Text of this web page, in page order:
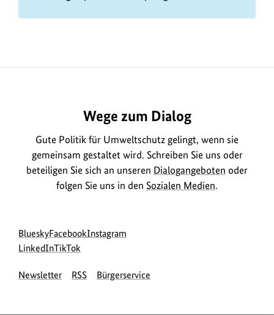
Wege zum Dialog
Gute Politik für Umweltschutz gelingt, wenn sie
gemeinsam gestaltet wird. Schreiben Sie uns oder
beteiligen Sie sich an unseren Dialogangeboten oder
folgen Sie uns in den Sozialen Medien.
Social
Media
Blueskyzur
Bluesky-
des
Facebookzur
des
Instagram
des
LinkedInzur
Seite
zur
Seite
TikTok
Newsletter RSS Bürgerservice